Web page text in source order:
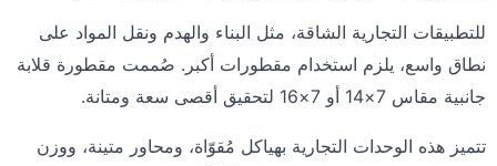
للتطبيقات التجارية الشاقة، مثل البناء والهدم ونقل المواد على
نطاق واسع، يلزم استخدام مقطورات أكبر. صُممت مقطورة قلابة
جانبية مقاس 7×14 أو 7×16 لتحقيق أقصى سعة ومتانة.
تتميز هذه الوحدات التجارية بهياكل مُقوّاة، ومحاور متينة، ووزن